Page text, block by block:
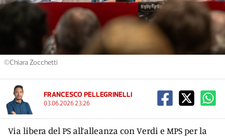
©Chiara Zocchetti
FRANCESCO PELLEGRINELLI
03.06.2026 23:26
Via libera del PS all’alleanza con Verdi e MPS per la